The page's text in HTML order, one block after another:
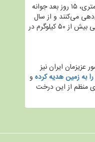
دانه‌ها پس از کاشت در عمق ۵ سانتی‌متری، ۱۵ روز بعد جوانه
۵ شروع به گل‌دهی می‌کنند و از سال
دهم به بیشترین تولید میوه‌ی خود یعنی بیش از ۵۰ کیلوگرم در
ایران نیز
به زمین هدیه کرده و
منظم از این درخت